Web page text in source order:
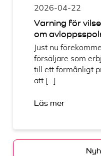
2026-04-22
Varning för
om
Just nu
försäljare som
till ett förmånligt
att […]
Läs mer